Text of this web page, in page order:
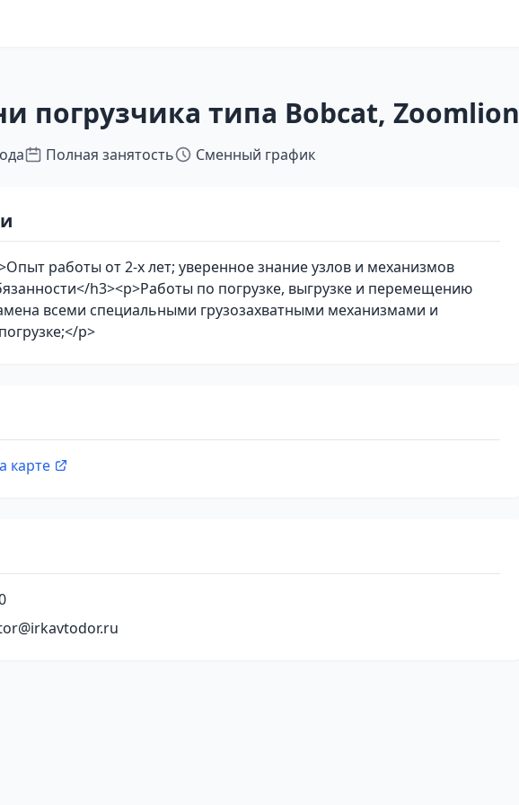
погрузчика типа Bobcat, Zoomlion
Полная занятость Сменный график
работы от 2-х лет; уверенное знание узлов и механизмов
h3><p>Работы по погрузке, выгрузке и перемещению
всеми специальными грузозахватными механизмами и
p>
карте